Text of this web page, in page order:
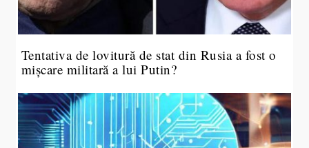
Tentativa de lovitură de stat din Rusia a fost o
mișcare militară a lui Putin?